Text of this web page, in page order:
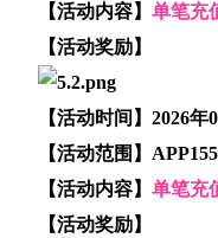
【活动内容】 单笔充
【活动奖励】
【活动时间】2026年
【活动范围】
【活动内容】 单笔充
【活动奖励】